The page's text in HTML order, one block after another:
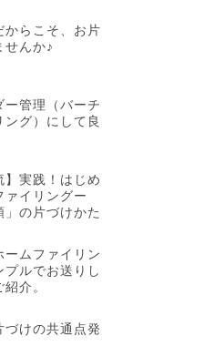
からこそ、お片
せんか♪
ー管理（バーチ
ング）にして良
】実践！はじめ
ァイリングー
」の片づけかた
ームファイリン
プルでお送りし
介。
づけの共通点発